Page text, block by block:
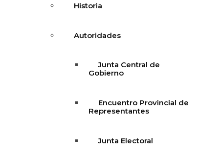
Historia
Autoridades
Junta Central de
Gobierno
Encuentro Provincial de
Representantes
Junta Electoral